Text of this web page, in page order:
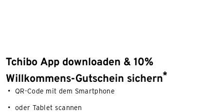
Tchibo App downloaden & 10%
Willkommens-Gutschein sichern*
QR-Code mit dem Smartphone
oder Tablet scannen